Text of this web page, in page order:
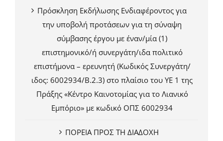
Πρόσκληση Εκδήλωσης Ενδιαφέροντος για
την υποβολή προτάσεων για τη σύναψη
σύμβασης έργου με έναν/μία (1)
επιστημονικό/ή συνεργάτη/ιδα πολιτικό
επιστήμονα – ερευνητή (Κωδικός Συνεργάτη/
ιδος: 6002934/Β.2.3) στο πλαίσιο του ΥΕ 1 της
Πράξης «Κέντρο Καινοτομίας για το Λιανικό
Εμπόριο» με κωδικό ΟΠΣ 6002934
ΠΟΡΕΙΑ ΠΡΟΣ ΤΗ ΔΙΑΔΟΧΗ